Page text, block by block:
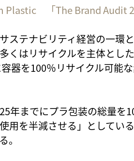
Plastic 「The Brand Audit
ステナビリティ経営の一環
くはリサイクルを主体とし
容器を100％リサイクル可能
年までにプラ包装の総量を
使用を半減させる」としてい
。